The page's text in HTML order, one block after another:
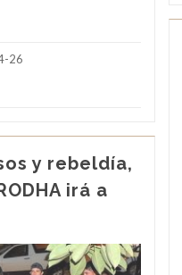
26
y rebeldía,
irá a